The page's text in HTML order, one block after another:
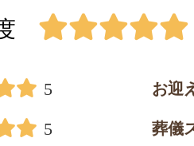
5 お迎
5 葬儀